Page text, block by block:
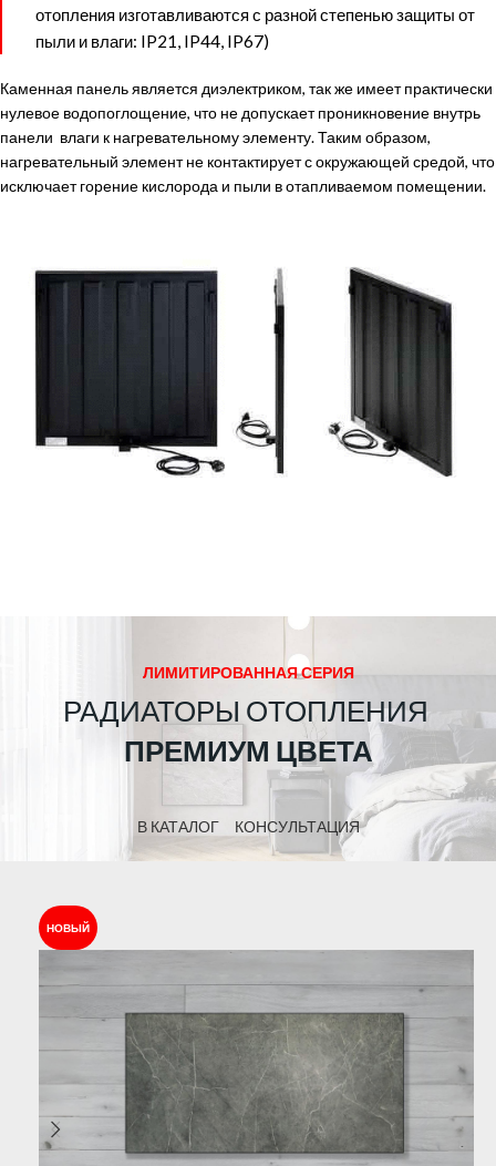
отопления изготавливаются с разной степенью защиты от
пыли и влаги: IP21, IP44, IP67)
Каменная панель является диэлектриком, так же имеет практически
нулевое водопоглощение, что не допускает проникновение внутрь
панели влаги к нагревательному элементу. Таким образом,
нагревательный элемент не контактирует с окружающей средой, что
исключает горение кислорода и пыли в отапливаемом помещении.
ЛИМИТИРОВАННАЯ СЕРИЯ
РАДИАТОРЫ ОТОПЛЕНИЯ
ПРЕМИУМ ЦВЕТА
В КАТАЛОГ КОНСУЛЬТАЦИЯ
НОВЫЙ